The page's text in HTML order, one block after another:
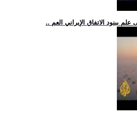
ببنود الاتفاق الإيراني العم